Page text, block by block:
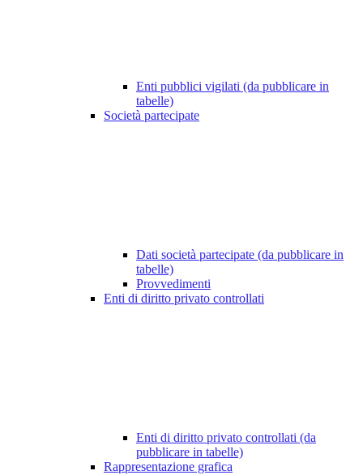
Enti pubblici vigilati (da pubblicare in
tabelle)
Società partecipate
Dati società partecipate (da pubblicare in
tabelle)
Provvedimenti
Enti di diritto privato controllati
Enti di diritto privato controllati (da
pubblicare in tabelle)
Rappresentazione grafica